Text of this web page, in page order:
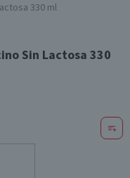
330 ml
Sin Lactosa 330